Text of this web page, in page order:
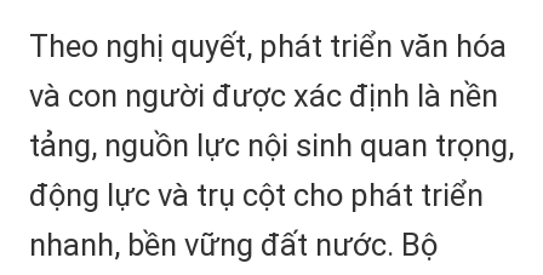
Theo nghị quyết, phát triển văn hóa
và con người được xác định là nền
tảng, nguồn lực nội sinh quan trọng,
động lực và trụ cột cho phát triển
nhanh, bền vững đất nước. Bộ